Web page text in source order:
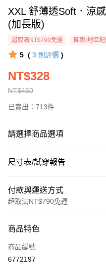
XXL 舒薄透Soft．涼
(加長版)
超取滿NT$790免運 國家/地區
5 ( 3 則評價 )
NT$460
NT$328
已賣出：713件
請選擇商品選項
尺寸表/試穿報告
付款與運送方式
超取滿NT$790免運
信用卡一次付款
超商取貨付款
商品特色
商品編號
6772197